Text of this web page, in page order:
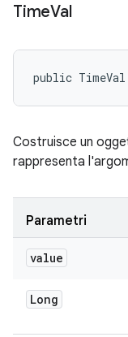
TimeVal
public
Costruisce un
rappresenta
Parametri
value
Long